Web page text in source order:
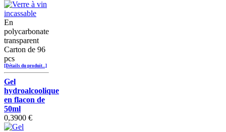
En
polycarbonate
transparent
Carton de 96
pcs
[Détails du produit...]
Gel
hydroalcoolique
en flacon de
50ml
0,3900 €